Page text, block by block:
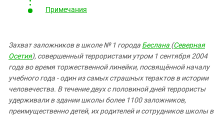
Примечания
Захват заложников в школе № 1 города Беслана (Северная
Осетия), совершенный террористами утром 1 сентября 2004
года во время торжественной линейки, посвящённой началу
учебного года - один из самых страшных терактов в истории
человечества. В течение двух с половиной дней террористы
удерживали в здании школы более 1100 заложников,
преимущественно детей, их родителей и сотрудников школы в